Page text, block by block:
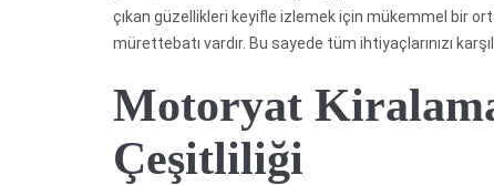
çıkan güzellikleri keyifle izlemek için mükemmel bir
mürettebatı vardır. Bu sayede tüm ihtiyaçlarınızı
Motoryat
Çeşitliliği